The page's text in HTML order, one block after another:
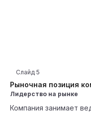
Рыночная позиция
Слайд 5
Лидерство на рынке
Компания занимает